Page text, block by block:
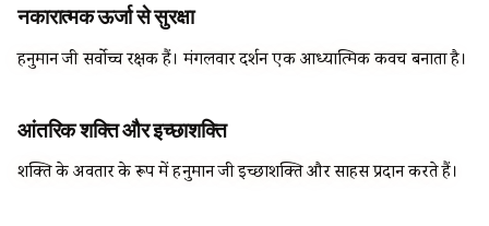
नकारात्मक ऊर्जा से सुरक्षा
हनुमान जी सर्वोच्च रक्षक हैं। मंगलवार दर्शन एक आध्यात्मिक कवच बनाता है।
आंतरिक शक्ति और इच्छाशक्ति
शक्ति के अवतार के रूप में हनुमान जी इच्छाशक्ति और साहस प्रदान करते हैं।